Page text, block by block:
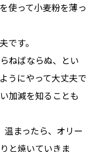
を使って小麦粉を薄っ
です。
ねばならぬ、とい
うにやって大丈夫で
加減を知ることも
温まったら、オリー
と焼いていきま